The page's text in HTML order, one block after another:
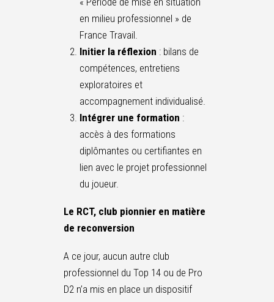
en milieu professionnel » de
France Travail.
Initier la réflexion : bilans de
compétences, entretiens
exploratoires et
accompagnement individualisé.
Intégrer une formation :
accès à des formations
diplômantes ou certifiantes en
lien avec le projet professionnel
du joueur.
Le RCT, club pionnier en matière
de reconversion
A ce jour, aucun autre club
professionnel du Top 14 ou de Pro
D2 n’a mis en place un dispositif